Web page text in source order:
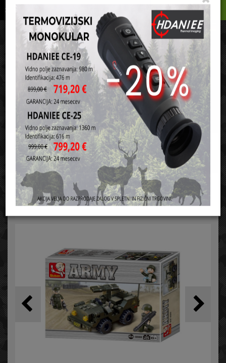
Košarica
en it de
Vaša košarica je še prazna
Domov
Vojaški modeli in igrače